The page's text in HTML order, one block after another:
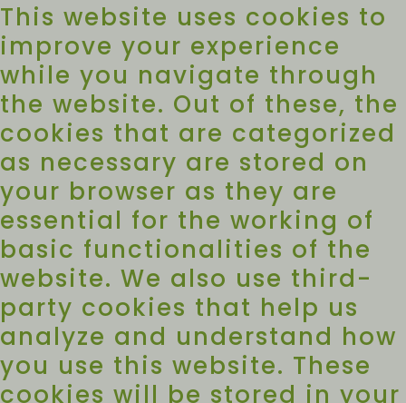
This website uses cookies to
improve your experience
while you navigate through
the website. Out of these, the
cookies that are categorized
as necessary are stored on
your browser as they are
essential for the working of
basic functionalities of the
website. We also use third-
party cookies that help us
analyze and understand how
you use this website. These
cookies will be stored in your